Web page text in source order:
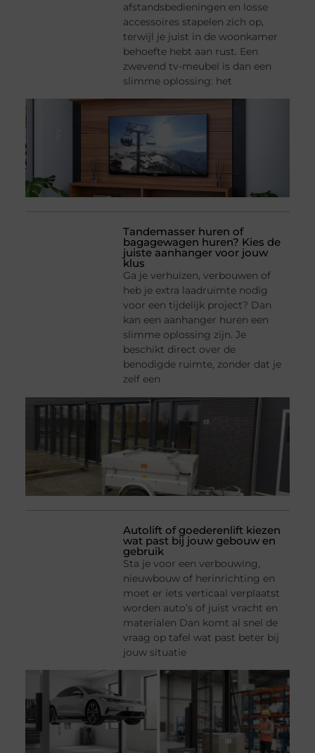
afstandsbedieningen en losse
accessoires stapelen zich op,
terwijl je juist in de woonkamer
behoefte hebt aan rust. Een
zwevend tv-meubel is dan een
slimme oplossing: het
Tandemasser huren of
bagagewagen huren? Kies de
juiste aanhanger voor jouw
klus
Ga je verhuizen, verbouwen of
heb je extra laadruimte nodig
voor een tijdelijk project? Dan
kan een aanhanger huren een
slimme oplossing zijn. Je
beschikt direct over de
benodigde ruimte, zonder dat je
zelf een
Autolift of goederenlift kiezen
wat past bij jouw gebouw en
gebruik
Sta je voor een verbouwing,
nieuwbouw of herinrichting en
moet er iets verticaal verplaatst
worden auto’s of juist vracht en
materialen Dan komt al snel de
vraag op tafel wat past beter bij
jouw situatie